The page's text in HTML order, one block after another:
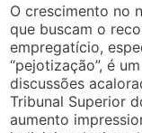
O crescimento no
que buscam o
empregatício,
“pejotização”, é
discussões
Tribunal Superior
aumento